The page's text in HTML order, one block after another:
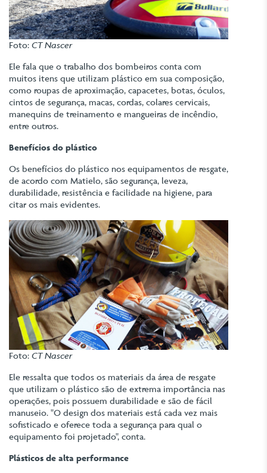
Foto: CT Nascer
Ele fala que o trabalho dos bombeiros conta com
muitos itens que utilizam plástico em sua composição,
como roupas de aproximação, capacetes, botas, óculos,
cintos de segurança, macas, cordas, colares cervicais,
manequins de treinamento e mangueiras de incêndio,
entre outros.
Benefícios do plástico
Os benefícios do plástico nos equipamentos de resgate,
de acordo com Matielo, são segurança, leveza,
durabilidade, resistência e facilidade na higiene, para
citar os mais evidentes.
Foto: CT Nascer
Ele ressalta que todos os materiais da área de resgate
que utilizam o plástico são de extrema importância nas
operações, pois possuem durabilidade e são de fácil
manuseio. "O design dos materiais está cada vez mais
sofisticado e oferece toda a segurança para qual o
equipamento foi projetado", conta.
Plásticos de alta performance